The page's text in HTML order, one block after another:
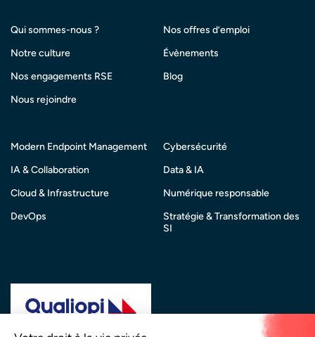
Qui sommes-nous ?
Notre culture
Nos engagements RSE
Nous rejoindre
Nos offres d’emploi
Évènements
Blog
Modern Endpoint Management
IA & Collaboration
Cloud & Infrastructure
DevOps
Cybersécurité
Data & IA
Numérique responsable
Stratégie & Transformation des
SI